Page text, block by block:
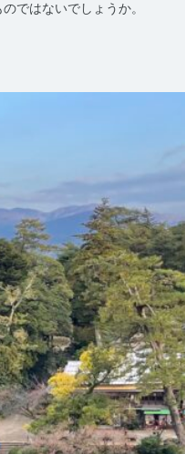
ではないでしょうか。